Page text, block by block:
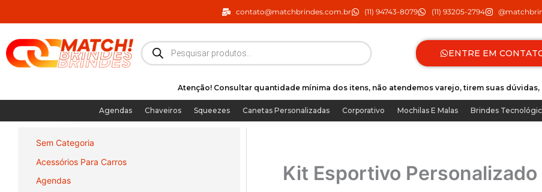
para
conteúdo
contato@matchbrindes.com.br (11) 94743-8079 (11) 93205-2794
Pesquisar
produtos
ENTRE EM
Atenção! Consultar quantidade mínima dos itens, não atendemos varejo, tirem suas
Agendas Chaveiros Squeezes Canetas Personalizadas Corporativo Mochilas E Malas Brindes
Sem Categoria
Acessórios Para Carros
Agendas
Kit Esportivo Personalizado